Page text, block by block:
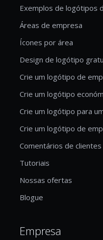
Exemplos de logótipos
Áreas de empresa
Ícones por área
Design de logótipo
Crie um logótipo de
Crie um logótipo
Crie um logótipo para
Crie um logótipo de
Comentários de clientes
Tutoriais
Nossas ofertas
Blogue
Empresa